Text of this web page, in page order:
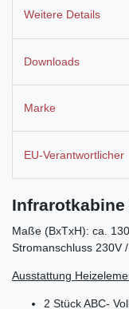
Weitere Details
Downloads
Marke
EU-Verantwortlicher
Maße (BxTxH): ca.
Stromanschluss 230V
Ausstattung
2 Stück ABC-